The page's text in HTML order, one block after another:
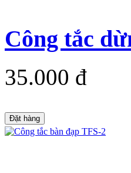
Công tắc
35.000 đ
Đặt hàng